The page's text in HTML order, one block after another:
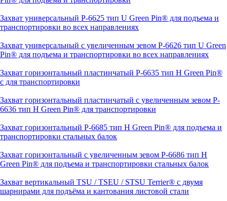
Захват универсальный P-6625 тип U Green Pin® для подъема и
транспортировки во всех направлениях
Захват универсальный с увеличенным зевом P-6626 тип U Green
Pin® для подъема и транспортировки во всех направлениях
Захват горизонтальный пластинчатый P-6635 тип H Green Pin®
с для транспортировки
Захват горизонтальный пластинчатый с увеличенным зевом P-
6636 тип H Green Pin® для транспортировки
Захват горизонтальный P-6685 тип H Green Pin® для подъема и
транспортировки стальных балок
Захват горизонтальный с увеличенным зевом P-6686 тип H
Green Pin® для подъема и транспортировки стальных балок
Захват вертикальный TSU / TSEU / STSU Terrier® с двумя
шарнирами для подъёма и кантования листовой стали